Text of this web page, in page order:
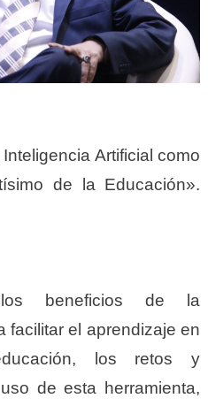
Artificial como
de la Educación».
los beneficios de la
facilitar el aprendizaje en
los retos y
de esta herramienta,